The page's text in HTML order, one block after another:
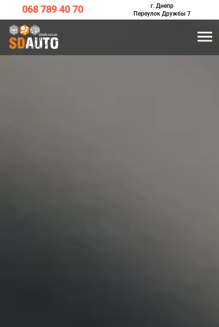
068 789 40 70
г. Днепр
Переулок Дружбы 7